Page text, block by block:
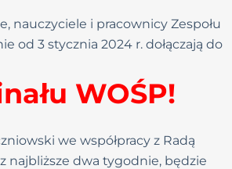
nauczyciele i pracownicy Zespołu
od 3 stycznia 2024 r. dołączają do
WOŚP!
we współpracy z Radą
najbliższe dwa tygodnie, będzie